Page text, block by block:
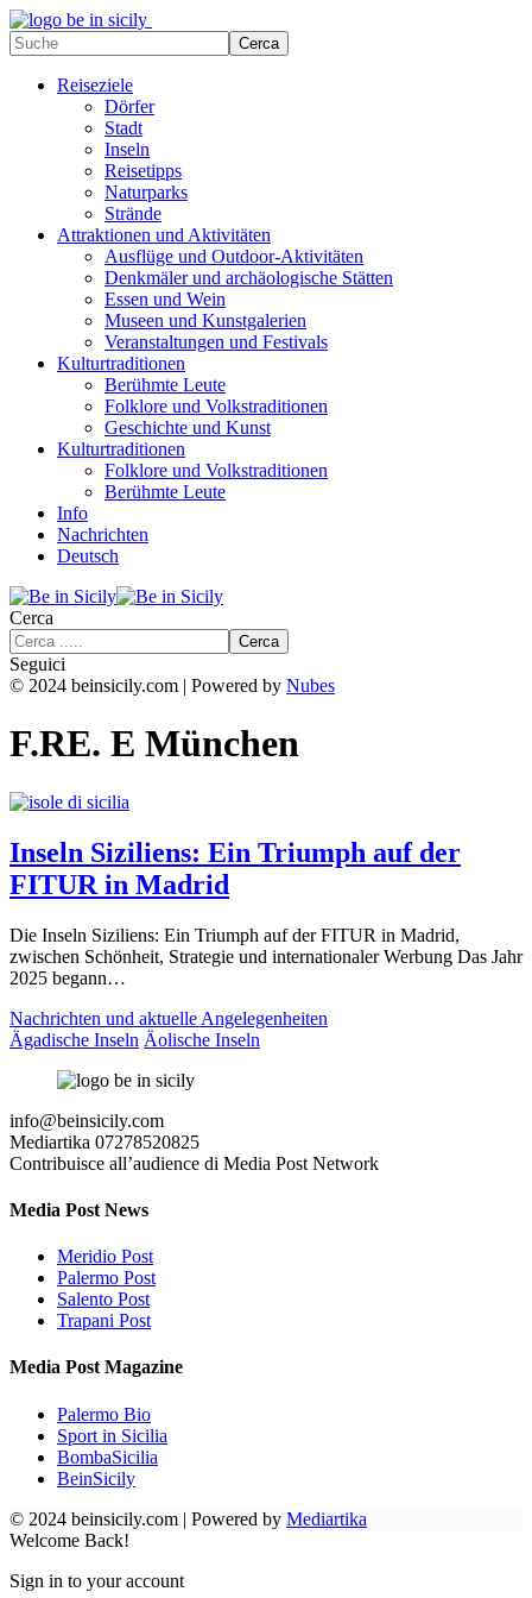
Reiseziele
Dörfer
Stadt
Inseln
Reisetipps
Naturparks
Strände
Attraktionen und Aktivitäten
Ausflüge und Outdoor-Aktivitäten
Denkmäler und archäologische Stätten
Essen und Wein
Museen und Kunstgalerien
Veranstaltungen und Festivals
Kulturtraditionen
Berühmte Leute
Folklore und Volkstraditionen
Geschichte und Kunst
Kulturtraditionen
Folklore und Volkstraditionen
Berühmte Leute
Info
Nachrichten
Deutsch
Cerca
Seguici
© 2024 beinsicily.com | Powered by Nubes
F.RE. E München
Inseln Siziliens: Ein Triumph auf der
FITUR in Madrid
Die Inseln Siziliens: Ein Triumph auf der FITUR in Madrid,
zwischen Schönheit, Strategie und internationaler Werbung Das Jahr
2025 begann…
Nachrichten und aktuelle Angelegenheiten
Ägadische Inseln Äolische Inseln
info@beinsicily.com
Mediartika 07278520825
Contribuisce all’audience di Media Post Network
Media Post News
Meridio Post
Palermo Post
Salento Post
Trapani Post
Media Post Magazine
Palermo Bio
Sport in Sicilia
BombaSicilia
BeinSicily
© 2024 beinsicily.com | Powered by Mediartika
Welcome Back!
Sign in to your account